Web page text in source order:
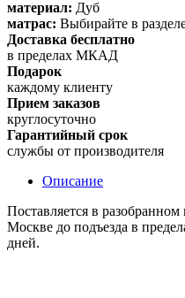
материал: Дуб
матрас: Выбирайте в
Доставка бесплатно
в пределах МКАД
Подарок
каждому клиенту
Прием заказов
круглосуточно
Гарантийный срок
службы от производителя
Описание
Поставляется в
Москве до подъезда в
дней.